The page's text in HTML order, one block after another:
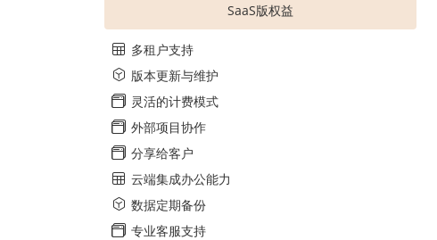
SaaS版权益
多租户支持
版本更新与维护
灵活的计费模式
外部项目协作
分享给客户
云端集成办公能力
数据定期备份
专业客服支持